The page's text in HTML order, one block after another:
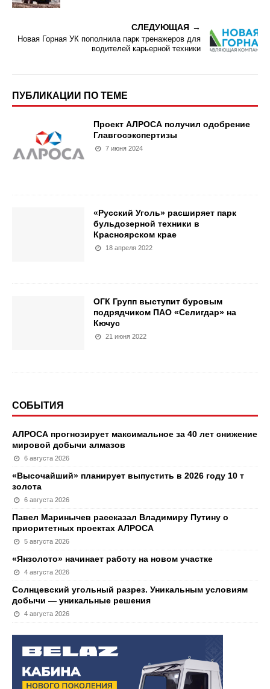
СЛЕДУЮЩАЯ
Новая Горная УК пополнила парк тренажеров для
водителей карьерной техники
ПУБЛИКАЦИИ ПО ТЕМЕ
Проект АЛРОСА получил одобрение
Главгосэкспертизы
7 июня 2024
«Русский Уголь» расширяет парк
бульдозерной техники в
Красноярском крае
18 апреля 2022
ОГК Групп выступит буровым
подрядчиком ПАО «Селигдар» на
Кючус
21 июня 2022
СОБЫТИЯ
АЛРОСА прогнозирует максимальное за 40 лет снижение
мировой добычи алмазов
6 августа 2026
«Высочайший» планирует выпустить в 2026 году 10 т
золота
6 августа 2026
Павел Маринычев рассказал Владимиру Путину о
приоритетных проектах АЛРОСА
5 августа 2026
«Янзолото» начинает работу на новом участке
4 августа 2026
Солнцевский угольный разрез. Уникальным условиям
добычи — уникальные решения
4 августа 2026